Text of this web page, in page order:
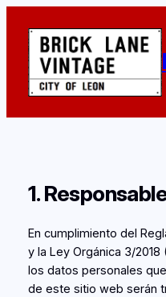
contenido
1.
En cumplimiento del
y la Ley Orgánica 3/2018
los datos personales
de este sitio web serán